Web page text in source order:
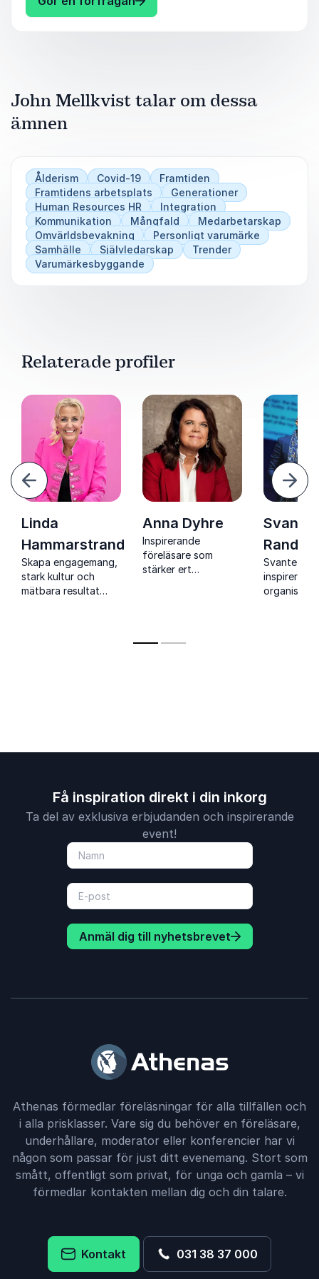
John Mellkvist håller skräddarsydda föredrag
efter kundens behov och önskemål. Han håller
John Mellkvist talar om dessa
ämnen
Ålderism Covid-19
Framtiden
Framtidens arbetsplats
Generationer
Human Resources HR
Integration
Kommunikation
Mångfald
Medarbetarskap
Omvärldsbevakning
Personligt varumärke
Samhälle
Självledarskap
Trender
Varumärkesbyggande
Relaterade profiler
Linda
Hammarstrand
Skapa engagemang,
stark kultur och
mätbara resultat
Anna Dyhre
Inspirerande
föreläsare som
stärker ert
Svante
Svante
inspirerar
Få inspiration direkt i din inkorg
Ta del av exklusiva erbjudanden och inspirerande
event!
Anmäl dig till nyhetsbrevet
Athenas förmedlar föreläsningar för alla tillfällen och
i alla prisklasser. Vare sig du behöver en föreläsare,
underhållare, moderator eller konferencier har vi
någon som passar för just ditt evenemang. Stort som
smått, offentligt som privat, för unga och gamla – vi
förmedlar kontakten mellan dig och din talare.
Kontakt 031 38 37 000